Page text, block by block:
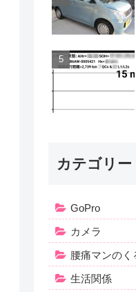
カテゴリー
GoPro
カメラ
腰痛マンの
生活関係